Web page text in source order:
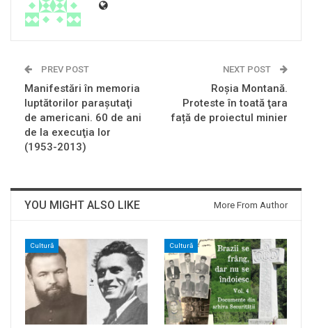
PREV POST
Manifestări în memoria
luptătorilor paraşutaţi
de americani. 60 de ani
de la execuţia lor
(1953-2013)
NEXT POST
Roşia Montană.
Proteste în toată ţara
față de proiectul minier
YOU MIGHT ALSO LIKE More From Author
Cultură Cultură